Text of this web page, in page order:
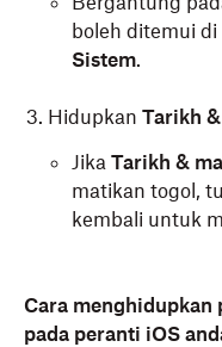
boleh ditemui di
Sistem.
Hidupkan Tarikh
Jika Tarikh &
matikan togol,
kembali untuk
Cara menghidupkan
pada peranti iOS